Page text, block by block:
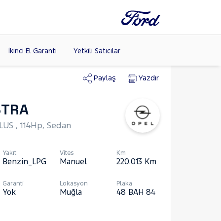
İkinci El Garanti Yetkili Satıcılar
Paylaş Yazdır
, 114Hp, Sedan
Yakıt
Benzin_LPG
Vites
Manuel
Km
220.013 Km
Garanti
Yok
Lokasyon
Muğla
Plaka
48 BAH 84